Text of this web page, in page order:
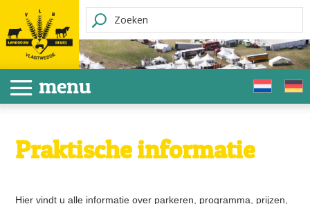
Praktische informatie
Hier vindt u alle informatie over parkeren, programma, prijzen,